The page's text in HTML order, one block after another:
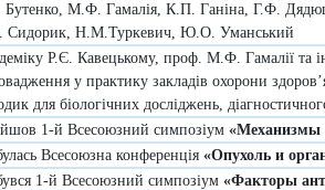
М.Ф. Гамалія, К.П. Ганіна, Г.Ф.
Сидорик, Н.М.Туркевич, Ю.О. Уманський
Р.Є. Кавецькому, проф. М.Ф. Гамалії та
у практику закладів охорони
для біологічних досліджень,
1-й Всесоюзний симпозіум «Механизмы
Всесоюзна конференція «Опухоль и
1-й Всесоюзний симпозіум «Факторы